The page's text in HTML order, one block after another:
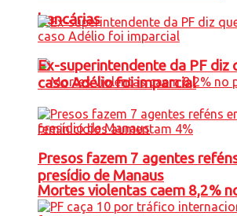
bancárias
Mortes violentas caem 8,2%
Ex-superintendente da PF diz
caso Adélio foi imparcial
Presos fazem 7 agentes
presídio de Manaus